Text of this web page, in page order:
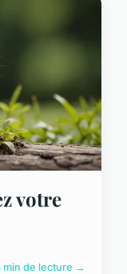
votre
min de lecture →